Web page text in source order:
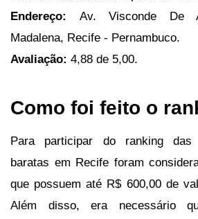
Endereço: Av. Visconde De
Madalena, Recife - Pernambuco.
Avaliação: 4,88 de 5,00.
﻿Como foi feito o
Para participar do ranking das
baratas em Recife foram
que possuem até R$ 600,00 de
Além disso, era necessário